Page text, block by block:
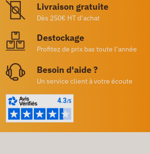
Livraison gratuite
Dès 250€ HT d’achat
Destockage
Profitez de prix bas toute l’année
Besoin d'aide ?
Un service client à votre écoute